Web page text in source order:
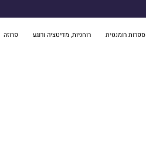
ספרות רומנטית רוחניות, מדיטציה ורוגע פרוזה